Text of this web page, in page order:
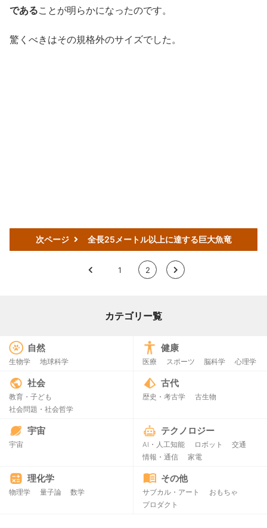
であることが明らかになったのです。
驚くべきはその規格外のサイズでした。
次ページ 全長25メートル以上に達する巨大魚竜
< 1 2 >
カテゴリー覧
自然
生物学 地球科学
健康
医療 スポーツ 脳科学 心理学
社会
教育・子ども
社会問題・社会哲学
古代
歴史・考古学 古生物
宇宙
宇宙
テクノロジー
AI・人工知能 ロボット
交通
情報・通信
家電
理化学
物理学 量子論 数学
その他
サブカル・アート
おもちゃ
プロダクト